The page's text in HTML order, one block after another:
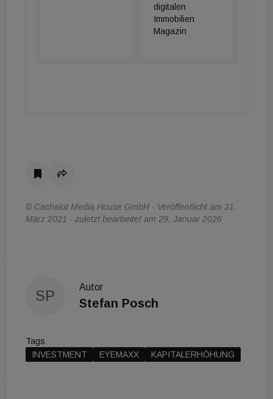
digitalen
Immobilien
Magazin
© Cachalot Media House GmbH - Veröffentlicht am 31.
März 2021 - zuletzt bearbeitet am 29. Januar 2026
SP
Autor
Stefan Posch
Tags
INVESTMENT
EYEMAXX KAPITALERHÖHUNG